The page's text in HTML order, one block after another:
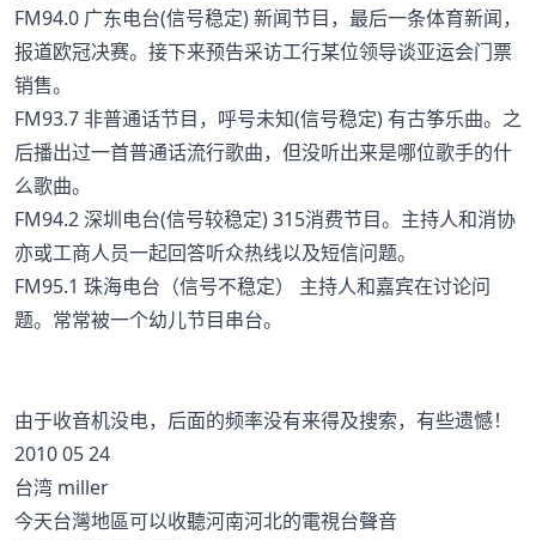
FM94.0 广东电台(信号稳定) 新闻节目，最后一条体育新闻，
报道欧冠决赛。接下来预告采访工行某位领导谈亚运会门票
销售。
FM93.7 非普通话节目，呼号未知(信号稳定) 有古筝乐曲。之
后播出过一首普通话流行歌曲，但没听出来是哪位歌手的什
么歌曲。
FM94.2 深圳电台(信号较稳定) 315消费节目。主持人和消协
亦或工商人员一起回答听众热线以及短信问题。
FM95.1 珠海电台（信号不稳定） 主持人和嘉宾在讨论问
题。常常被一个幼儿节目串台。
由于收音机没电，后面的频率没有来得及搜索，有些遗憾！
2010 05 24
台湾 miller
今天台灣地區可以收聽河南河北的電視台聲音